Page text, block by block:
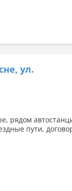
ул.
рядом
пути,